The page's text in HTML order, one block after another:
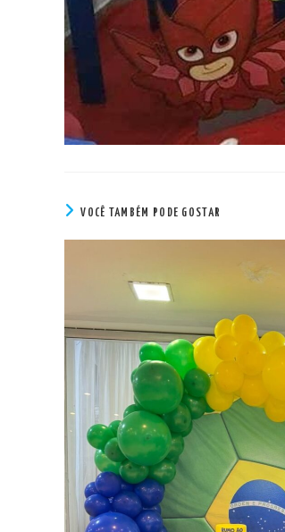
VOCÊ TAMBÉM PODE GOSTAR